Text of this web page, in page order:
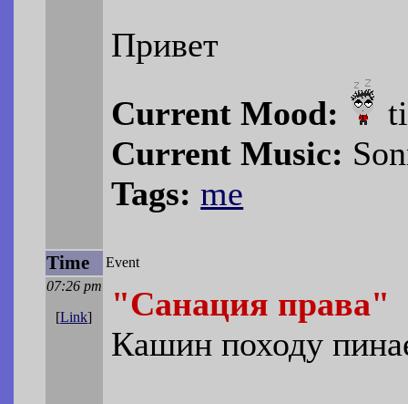
Привет
Current Mood:
Current Music:
Tags: me
Time
Event
07:26 pm
[Link]
"Санация права"
Кашин походу